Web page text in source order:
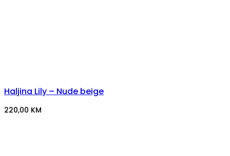
Haljina Lily – Nude beige
220,00 KM